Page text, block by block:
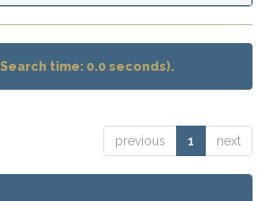
time: 0.0 seconds).
previous 1 next